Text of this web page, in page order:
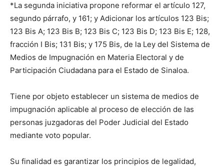
*La segunda iniciativa propone reformar el artículo 127,
segundo párrafo, y 161; y Adicionar los artículos 123 Bis;
123 Bis A; 123 Bis B; 123 Bis C; 123 Bis D; 123 Bis E; 128,
fracción I Bis; 131 Bis; y 175 Bis, de la Ley del Sistema de
Medios de Impugnación en Materia Electoral y de
Participación Ciudadana para el Estado de Sinaloa.
Tiene por objeto establecer un sistema de medios de
impugnación aplicable al proceso de elección de las
personas juzgadoras del Poder Judicial del Estado
mediante voto popular.
Su finalidad es garantizar los principios de legalidad,